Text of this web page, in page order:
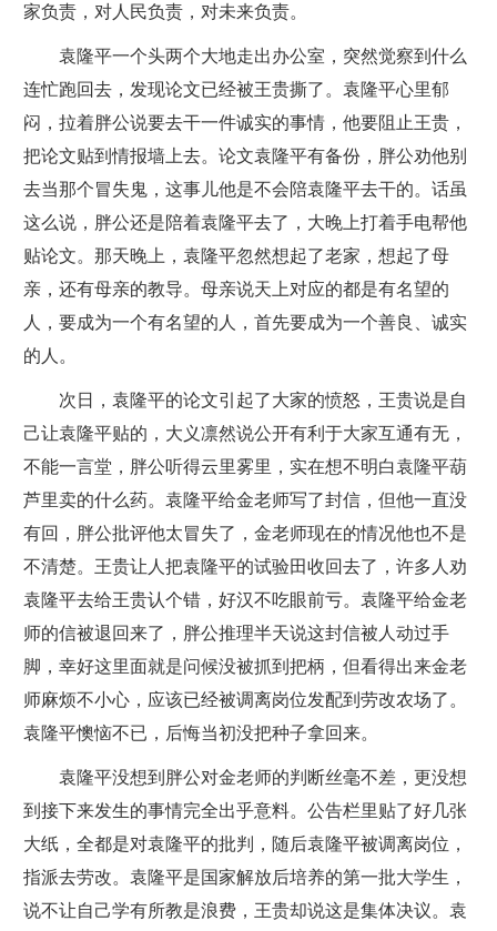
家负责，对人民负责，对未来负责。
袁隆平一个头两个大地走出办公室，突然觉察到什么
连忙跑回去，发现论文已经被王贵撕了。袁隆平心里郁
闷，拉着胖公说要去干一件诚实的事情，他要阻止王贵，
把论文贴到情报墙上去。论文袁隆平有备份，胖公劝他别
去当那个冒失鬼，这事儿他是不会陪袁隆平去干的。话虽
这么说，胖公还是陪着袁隆平去了，大晚上打着手电帮他
贴论文。那天晚上，袁隆平忽然想起了老家，想起了母
亲，还有母亲的教导。母亲说天上对应的都是有名望的
人，要成为一个有名望的人，首先要成为一个善良、诚实
的人。
次日，袁隆平的论文引起了大家的愤怒，王贵说是自
己让袁隆平贴的，大义凛然说公开有利于大家互通有无，
不能一言堂，胖公听得云里雾里，实在想不明白袁隆平葫
芦里卖的什么药。袁隆平给金老师写了封信，但他一直没
有回，胖公批评他太冒失了，金老师现在的情况他也不是
不清楚。王贵让人把袁隆平的试验田收回去了，许多人劝
袁隆平去给王贵认个错，好汉不吃眼前亏。袁隆平给金老
师的信被退回来了，胖公推理半天说这封信被人动过手
脚，幸好这里面就是问候没被抓到把柄，但看得出来金老
师麻烦不小心，应该已经被调离岗位发配到劳改农场了。
袁隆平懊恼不已，后悔当初没把种子拿回来。
袁隆平没想到胖公对金老师的判断丝毫不差，更没想
到接下来发生的事情完全出乎意料。公告栏里贴了好几张
大纸，全都是对袁隆平的批判，随后袁隆平被调离岗位，
指派去劳改。袁隆平是国家解放后培养的第一批大学生，
说不让自己学有所教是浪费，王贵却说这是集体决议。袁